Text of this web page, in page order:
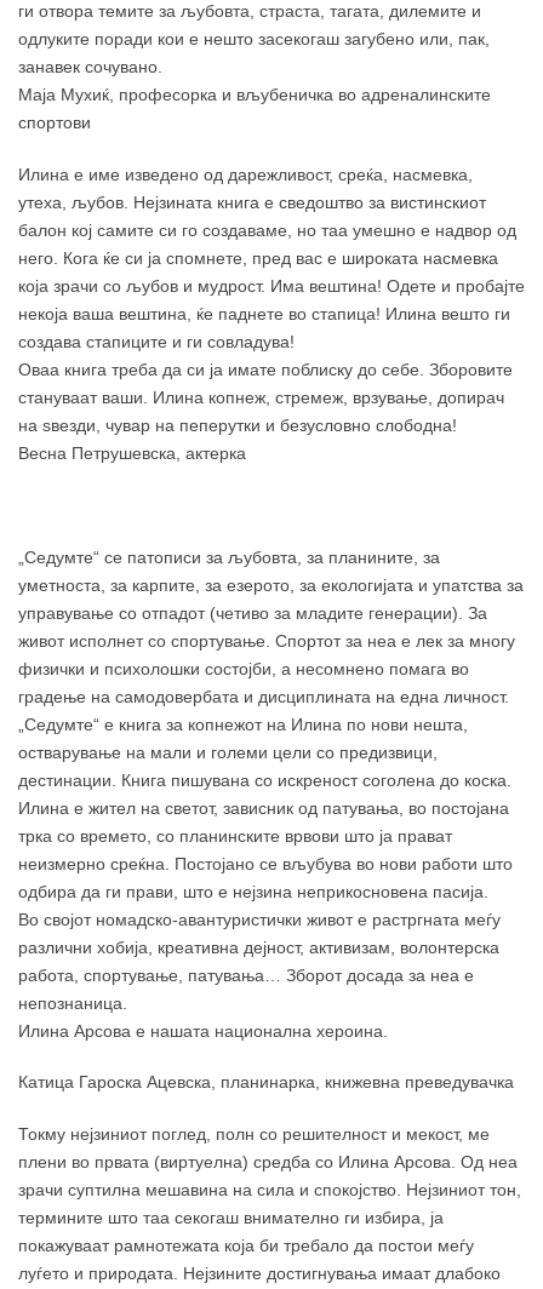
ги отвора темите за љубовта, страста, тагата, дилемите и
одлуките поради кои е нешто засекогаш загубено или, пак,
занавек сочувано.
Маја Мухиќ, професорка и вљубеничка во адреналинските
спортови
Илина е име изведено од дарежливост, среќа, насмевка,
утеха, љубов. Нејзината книга е сведоштво за вистинскиот
балон кој самите си го создаваме, но таа умешно е надвор од
него. Кога ќе си ја спомнете, пред вас е широката насмевка
која зрачи со љубов и мудрост. Има вештина! Одете и пробајте
некоја ваша вештина, ќе паднете во стапица! Илина вешто ги
создава стапиците и ги совладува!
Оваа книга треба да си ја имате поблиску до себе. Зборовите
стануваат ваши. Илина копнеж, стремеж, врзување, допирач
на ѕвезди, чувар на пеперутки и безусловно слободна!
Весна Петрушевска, актерка
„Седумте“ се патописи за љубовта, за планините, за
уметноста, за карпите, за езерото, за екологијата и упатства за
управување со отпадот (четиво за младите генерации). За
живот исполнет со спортување. Спортот за неа е лек за многу
физички и психолошки состојби, а несомнено помага во
градење на самодовербата и дисциплината на една личност.
„Седумте“ е книга за копнежот на Илина по нови нешта,
остварување на мали и големи цели со предизвици,
дестинации. Книга пишувана со искреност соголена до коска.
Илина е жител на светот, зависник од патувања, во постојана
трка со времето, со планинските врвови што ја прават
неизмерно среќна. Постојано се вљубува во нови работи што
одбира да ги прави, што е нејзина неприкосновена пасија.
Во својот номадско-авантуристички живот е растргната меѓу
различни хобија, креативна дејност, активизам, волонтерска
работа, спортување, патувања… Зборот досада за неа е
непознаница.
Илина Арсова е нашата национална хероина.
Катица Гароска Ацевска, планинарка, книжевна преведувачка
Токму нејзиниот поглед, полн со решителност и мекост, ме
плени во првата (виртуелна) средба со Илина Арсова. Од неа
зрачи суптилна мешавина на сила и спокојство. Нејзиниот тон,
термините што таа секогаш внимателно ги избира, ја
покажуваат рамнотежата која би требало да постои меѓу
луѓето и природата. Нејзините достигнувања имаат длабоко